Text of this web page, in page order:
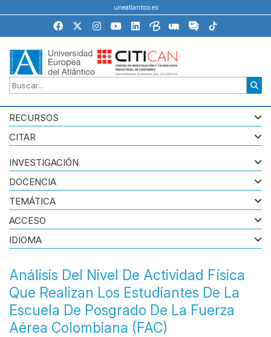
uneatlantico.es
RECURSOS
CITAR
Análisis Del Nivel De Actividad Física
Que Realizan Los Estudiantes De La
Escuela De Posgrado De La Fuerza
Aérea Colombiana (FAC)
INVESTIGACIÓN
DOCENCIA
TEMÁTICA
ACCESO
IDIOMA